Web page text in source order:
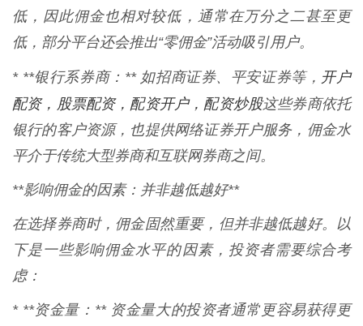
低，因此佣金也相对较低，通常在万分之二甚至更
低，部分平台还会推出“零佣金”活动吸引用户。
* **银行系券商：** 如招商证券、平安证券等， 开户
配资，股票配资，配资开户，配资炒股这些券商依托
银行的客户资源，也提供网络证券开户服务，佣金水
平介于传统大型券商和互联网券商之间。
**影响佣金的因素：并非越低越好**
在选择券商时，佣金固然重要，但并非越低越好。以
下是一些影响佣金水平的因素，投资者需要综合考
虑：
* **资金量：** 资金量大的投资者通常更容易获得更